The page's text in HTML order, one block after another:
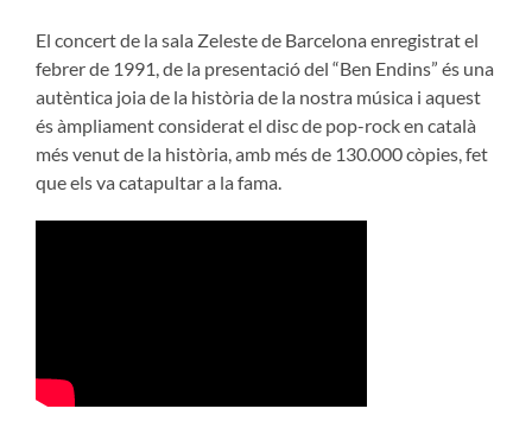
El concert de la sala Zeleste de Barcelona enregistrat el
febrer de 1991, de la presentació del “Ben Endins” és una
autèntica joia de la història de la nostra música i aquest
és àmpliament considerat el disc de pop-rock en català
més venut de la història, amb més de 130.000 còpies, fet
que els va catapultar a la fama.